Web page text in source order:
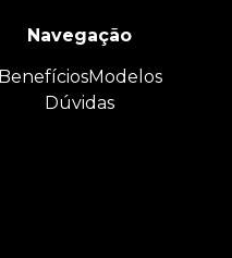
Navegação
BenefíciosModelos
Dúvidas